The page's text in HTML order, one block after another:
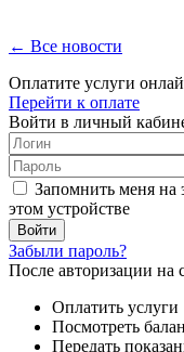
← Все новости
Оплатите услуги
Перейти к оплате
Войти в личный
Запомнить меня на
этом устройстве
Забыли пароль?
После авторизации на
Оплатить услуги
Посмотреть
Передать